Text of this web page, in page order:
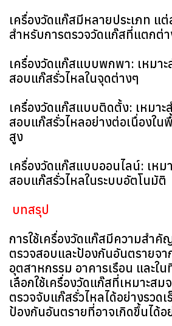
เครื่องวัดแก๊สมีหลายประเภท แต่
สำหรับการตรวจวัดแก๊สที่แตกต่า
เครื่องวัดแก๊สแบบพกพา: เหมาะ
สอบแก๊สรั่วไหลในจุดต่างๆ
เครื่องวัดแก๊สแบบติดตั้ง: เหมาะ
สอบแก๊สรั่วไหลอย่างต่อเนื่องใ
สูง
เครื่องวัดแก๊สแบบออนไลน์: เหม
สอบแก๊สรั่วไหลในระบบอัตโนมัติ
บทสรุป
การใช้เครื่องวัดแก๊สมีความสำคั
ตรวจสอบและป้องกันอันตรายจา
อุตสาหกรรม อาคารเรือน และใ
เลือกใช้เครื่องวัดแก๊สที่เหมาะสม
ตรวจจับแก๊สรั่วไหลได้อย่างรวด
ป้องกันอันตรายที่อาจเกิดขึ้นได้